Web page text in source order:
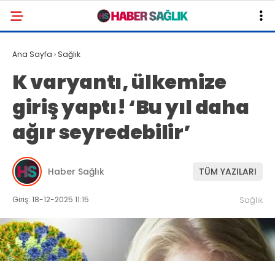
Ana Sayfa › Sağlık
K varyantı, ülkemize
giriş yaptı! ‘Bu yıl daha
ağır seyredebilir’
Haber Sağlık TÜM YAZILARI
Giriş: 18-12-2025 11:15 Sağlık